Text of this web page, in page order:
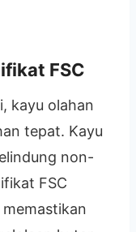
FSC
kayu olahan
tepat. Kayu
non-
FSC